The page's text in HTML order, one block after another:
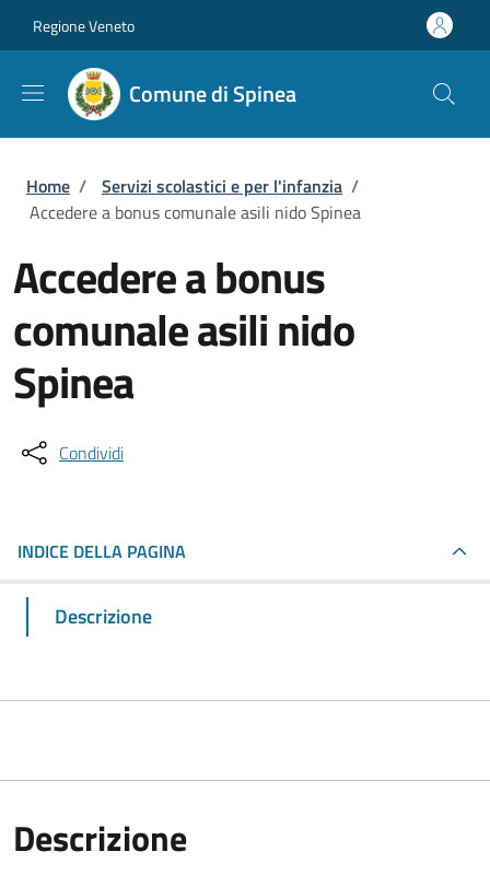
Regione Veneto
Comune di Spinea
Briciole di pane
Home / Servizi scolastici e per l'infanzia /
Accedere a bonus comunale asili nido Spinea
Accedere a bonus
comunale asili nido
Spinea
Condividi
INDICE DELLA PAGINA
Descrizione
Descrizione